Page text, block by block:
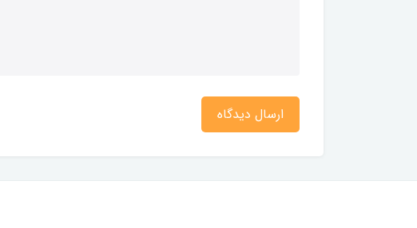
ارسال دیدگاه